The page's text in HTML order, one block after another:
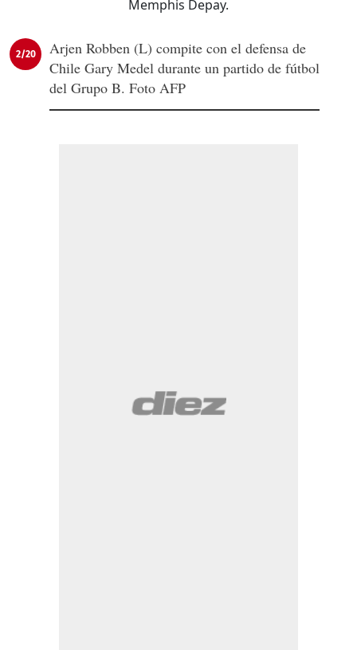
2/20
Arjen Robben (L) compite con el defensa de
Chile Gary Medel durante un partido de fútbol
del Grupo B. Foto AFP